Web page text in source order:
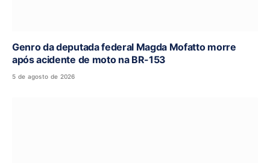
Genro da deputada federal Magda Mofatto morre
após acidente de moto na BR-153
5 de agosto de 2026